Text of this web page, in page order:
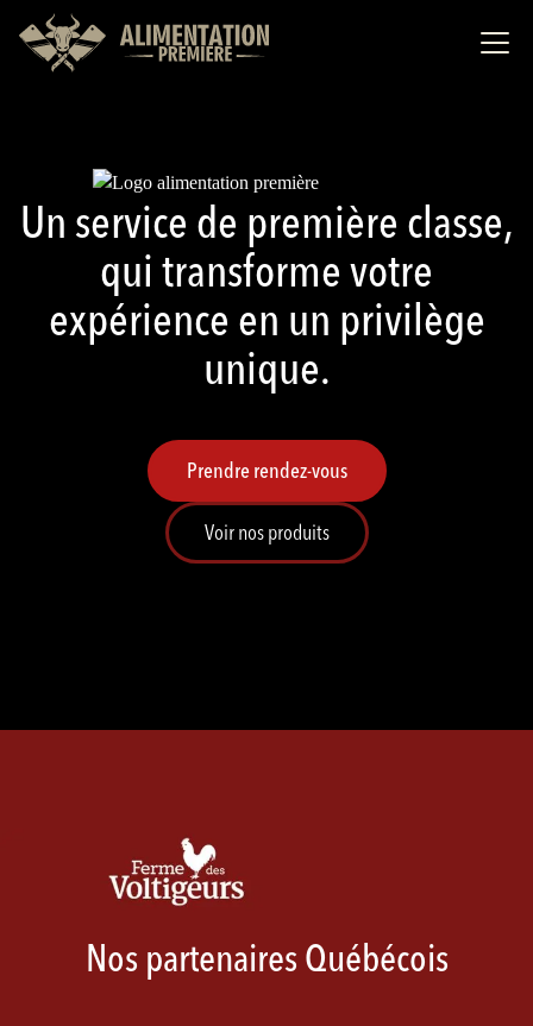
Un service de première classe,
qui transforme votre
expérience en un privilège
unique.
Prendre rendez-vous
Voir nos produits
Nos partenaires Québécois